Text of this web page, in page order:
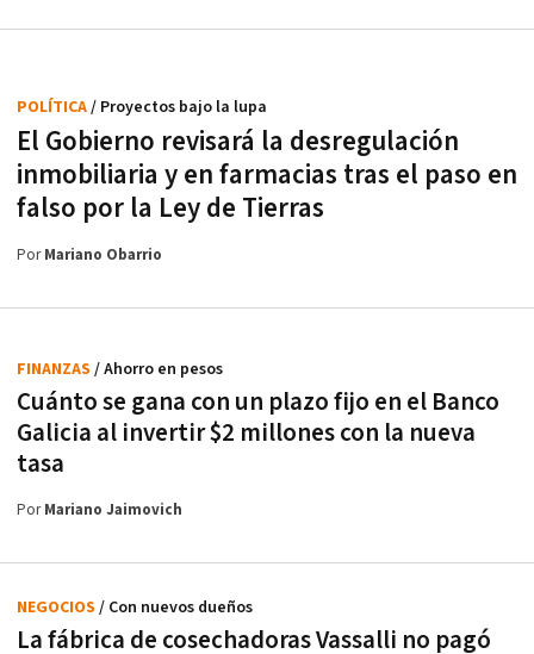
El Gobierno revisará la desregulación
inmobiliaria y en farmacias tras el paso en
falso por la Ley de Tierras
POLÍTICA/ Proyectos bajo la lupa
PorMariano Obarrio
Cuánto se gana con un plazo fijo en el Banco
Galicia al invertir $2 millones con la nueva
tasa
FINANZAS / Ahorro en pesos
PorMariano Jaimovich
La fábrica de cosechadoras Vassalli no pagó
NEGOCIOS / Con nuevos dueños